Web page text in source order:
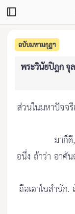
ฉบับมหามกุฏฯ
พระวินัยปิฎก จุ
ส่วนในมหาปัจจ
มาก็
อนึ่ง ถ้าว่า อาคั
ถือเอาในสำนัก.